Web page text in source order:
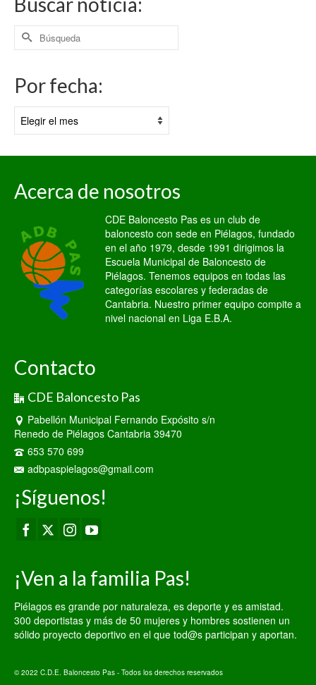
Buscar
por:
Por fecha:
fecha:
Acerca de nosotros
CDE Baloncesto Pas es un club de
baloncesto con sede en Piélagos, fundado
en el año 1979, desde 1991 dirigimos la
Escuela Municipal de Baloncesto de
Piélagos. Tenemos equipos en todas las
categorías escolares y federadas de
Cantabria. Nuestro primer equipo compite a
nivel nacional en Liga E.B.A.
Contacto
CDE Baloncesto Pas
Pabellón Municipal Fernando Expósito s/n
Renedo de Piélagos Cantabria 39470
653 570 699
adbpaspielagos@gmail.com
¡Síguenos!
¡Ven a la familia Pas!
Piélagos es grande por naturaleza, es deporte y es amistad.
300 deportistas y más de 50 mujeres y hombres sostienen un
sólido proyecto deportivo en el que tod@s participan y aportan.
© 2022 C.D.E. Baloncesto Pas - Todos los derechos reservados